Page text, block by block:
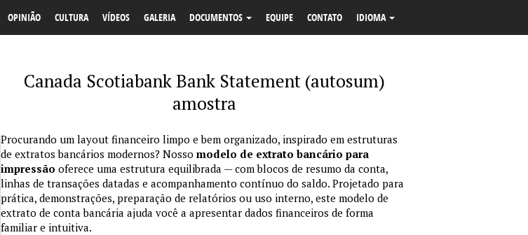
OPINIÃO CULTURA VÍDEOS GALERIA DOCUMENTOS EQUIPE CONTATO IDIOMA
Canada Scotiabank Bank Statement (autosum)
amostra
Procurando um layout financeiro limpo e bem organizado, inspirado em estruturas
de extratos bancários modernos? Nosso modelo de extrato bancário para
impressão oferece uma estrutura equilibrada — com blocos de resumo da conta,
linhas de transações datadas e acompanhamento contínuo do saldo. Projetado para
prática, demonstrações, preparação de relatórios ou uso interno, este modelo de
extrato de conta bancária ajuda você a apresentar dados financeiros de forma
familiar e intuitiva.